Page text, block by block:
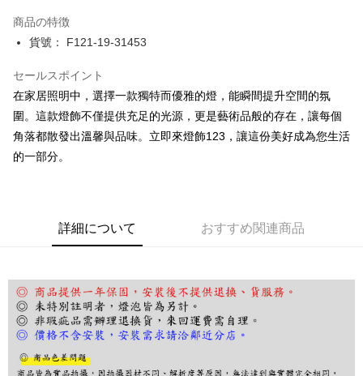
JKOPAY
Google Pay
AFTEE代金後払い
ウが表示されます。
2.SMSで認証してお支払い手続を進めてください。
4.ご注文が完了すると、携帯に支払い通知のSMSが届きます。アプリ会員
の場合は、AFTEE アプリプッシュ通知が届きます。
5.商品受け取り時のお支払いは不要です。商品を確かめてから、SMSまた
はアプリの通知に従って、4大コンビニ、またはATM/オンラインバンキン
グでお支払いください。
代金納付期限は最短で 14 日以内ですので、ご注意ください。AFTEE アプ
配送方法
配送毎にNT$180、NT$5,000以上で送料無料
商品の特徴
貨號： F121-19-31453
セールスポイント
在家居照明中，選擇一款獨特而優雅的燈，能瞬間提升空間的氛
圍。這款燈飾不僅提供充足的光源，更是藝術品般的存在，讓每個
角落都散發出溫馨與品味。立即來燈飾123，讓這份美好成為您生活
的一部分。
詳細について おすすめ関連商品